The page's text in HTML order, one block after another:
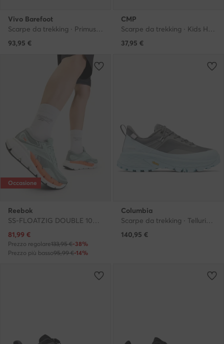
Vivo Barefoot
Scarpe da trekking · Primus Trail Knit FG 115099 · Beige chiaro
93,95 €
CMP
Scarpe da trekking · Kids Hamal Hiking Sandal 38Q9954 · Multicolore
37,95 €
Occasione
Reebok
SS-FLOATZIG DOUBLE 100244466 · Scarpe running
Prezzo attuale
81,99 €
Prezzo regolare133,95 €-38%
Prezzo più basso95,99 €-14%
Columbia
Scarpe da trekking · Tellurix Titanium 2148911 · Grigio
140,95 €